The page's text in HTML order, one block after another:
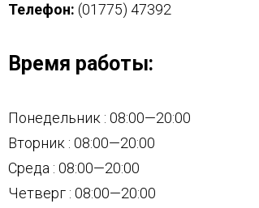
Телефон: (01775) 47392
Время работы:
Понедельник : 08:00—20:00
Вторник : 08:00—20:00
Среда : 08:00—20:00
Четверг : 08:00—20:00